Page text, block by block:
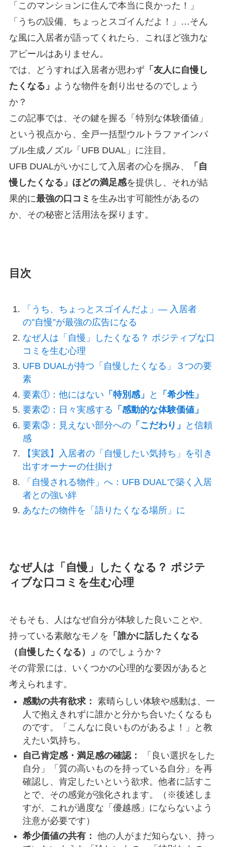
「このマンションに住んで本当に良かった！」
「うちの設備、ちょっとスゴイんだよ！」…そん
な風に入居者が語ってくれたら、これほど強力な
アピールはありません。
では、どうすれば入居者が思わず 「友人に自慢し
たくなる」 ような物件を創り出せるのでしょう
か？
この記事では、その鍵を握る「特別な体験価値」
という視点から、全戸一括型ウルトラファインバ
ブル生成ノズル「UFB DUAL」に注目。
UFB DUALがいかにして入居者の心を掴み、
「自
慢したくなる」ほどの満足感を提供し、それが結
果的に最強の口コミ を生み出す可能性があるの
か、その秘密と活用法を探ります。
目次
「うち、ちょっとスゴイんだよ」― 入居者
の”自慢”が最強の広告になる
なぜ人は「自慢」したくなる？ ポジティブな口
コミを生む心理
UFB DUALが持つ「自慢したくなる」３つの要
素
要素①：他にはない 「特別感」 と
「希少性」
要素②：日々実感する 「感動的な体験価値」
要素③：見えない部分への「こだわり」
と信頼
感
【実践】入居者の「自慢したい気持ち」を引き
出すオーナーの仕掛け
「自慢される物件」へ：UFB DUALで築く入居
者との強い絆
あなたの物件を「語りたくなる場所」に
なぜ人は「自慢」したくなる？ ポジテ
ィブな口コミを生む心理
そもそも、人はなぜ自分が体験した良いことや、
持っている素敵なモノを 「誰かに話したくなる
（自慢したくなる）」 のでしょうか？
その背景には、いくつかの心理的な要因があると
考えられます。
感動の共有欲求： 素晴らしい体験や感動は、一
人で抱えきれずに誰かと分かち合いたくなるも
のです。「こんなに良いものがあるよ！」と教
えたい気持ち。
自己肯定感・満足感の確認：
「良い選択をした
自分」「質の高いものを持っている自分」を再
確認し、肯定したいという欲求。他者に話すこ
とで、その感覚が強化されます。（※後述しま
すが、これが過度な「優越感」にならないよう
注意が必要です）
希少価値の共有： 他の人がまだ知らない、持っ